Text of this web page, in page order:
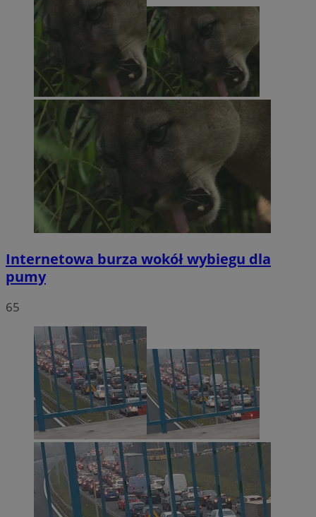
Internetowa burza wokół wybiegu dla
pumy
65